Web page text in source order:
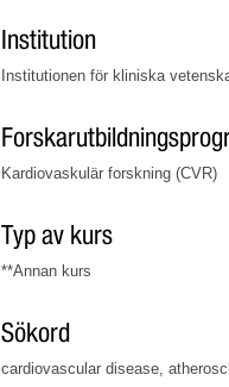
Institution
Institutionen för kliniska
Kardiovaskulär forskning (CVR)
Typ av kurs
**Annan kurs
Sökord
cardiovascular disease,